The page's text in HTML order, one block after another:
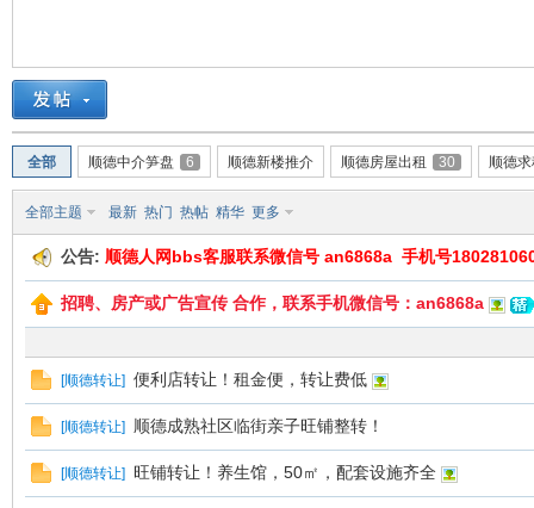
全部 顺德中介笋盘 6 顺德新楼推介 顺德房屋出租 30 顺德
全部主题 最新 热门 热帖 精华 更多
公告: 顺德人网bbs客服联系微信号 an6868a 手机号
招聘、房产或广告宣传 合作，联系手机微信号：an6868a
[顺德转让] 便利店转让！租金便，转让费低
[顺德转让] 顺德成熟社区临街亲子旺铺整转！
[顺德转让] 旺铺转让！养生馆，50㎡，配套设施齐全